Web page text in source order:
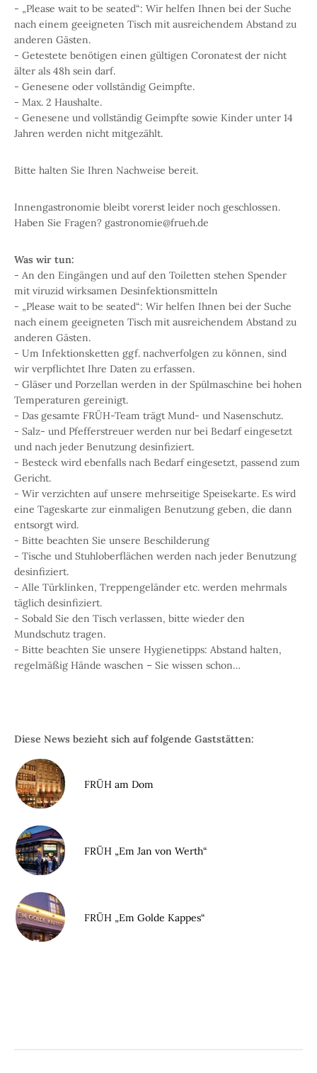
- „Please wait to be seated“: Wir helfen Ihnen bei der Suche
nach einem geeigneten Tisch mit ausreichendem Abstand zu
anderen Gästen.
- Getestete benötigen einen gültigen Coronatest der nicht
älter als 48h sein darf.
- Genesene oder vollständig Geimpfte.
- Max. 2 Haushalte.
- Genesene und vollständig Geimpfte sowie Kinder unter 14
Jahren werden nicht mitgezählt.
Bitte halten Sie Ihren Nachweise bereit.
Innengastronomie bleibt vorerst leider noch geschlossen.
Haben Sie Fragen? gastronomie@frueh.de
Was wir tun:
- An den Eingängen und auf den Toiletten stehen Spender
mit viruzid wirksamen Desinfektionsmitteln
- „Please wait to be seated“: Wir helfen Ihnen bei der Suche
nach einem geeigneten Tisch mit ausreichendem Abstand zu
anderen Gästen.
- Um Infektionsketten ggf. nachverfolgen zu können, sind
wir verpflichtet Ihre Daten zu erfassen.
- Gläser und Porzellan werden in der Spülmaschine bei hohen
Temperaturen gereinigt.
- Das gesamte FRÜH-Team trägt Mund- und Nasenschutz.
- Salz- und Pfefferstreuer werden nur bei Bedarf eingesetzt
und nach jeder Benutzung desinfiziert.
- Besteck wird ebenfalls nach Bedarf eingesetzt, passend zum
Gericht.
- Wir verzichten auf unsere mehrseitige Speisekarte. Es wird
eine Tageskarte zur einmaligen Benutzung geben, die dann
entsorgt wird.
- Bitte beachten Sie unsere Beschilderung
- Tische und Stuhloberflächen werden nach jeder Benutzung
desinfiziert.
- Alle Türklinken, Treppengeländer etc. werden mehrmals
täglich desinfiziert.
- Sobald Sie den Tisch verlassen, bitte wieder den
Mundschutz tragen.
- Bitte beachten Sie unsere Hygienetipps: Abstand halten,
regelmäßig Hände waschen – Sie wissen schon…
Diese News bezieht sich auf folgende Gaststätten:
FRÜH am Dom
FRÜH „Em Jan von Werth“
FRÜH „Em Golde Kappes“